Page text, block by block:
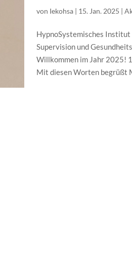
von Iekohsa | 15. Jan. 2025 |
HypnoSystemisches
Supervision und
Willkommen im Jahr 2025!
Mit diesen Worten begrüßt